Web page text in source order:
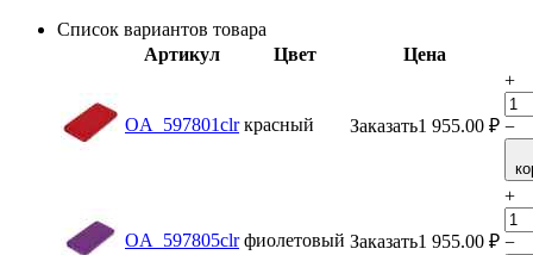
Список вариантов товара
Артикул
Цвет Цена
OA_597801clr красный Заказать1 955.00 ₽
+
−
OA_597805clr фиолетовый Заказать1 955.00 ₽
+
−